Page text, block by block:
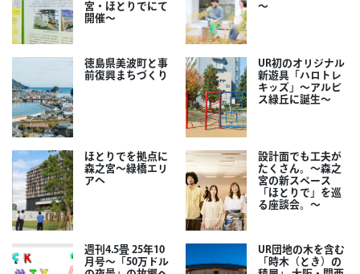
宮・ほとりでにて
開催～
～
徳島県美波町と事
前復興まちづくり
UR初のオリジナル
新遊具「ハロトレ
キッズ」～アルビ
ス緑丘に誕生～
ほとりでを拠点に
森之宮～緑橋エリ
アへ
設計面でも工夫が
たくさん。～森之
宮の新スペース
「ほとりで」を巡
る座談会。～
週刊4.5畳 25年10
月号～「50万ドル
UR団地の木を含む
「時木（とき）の